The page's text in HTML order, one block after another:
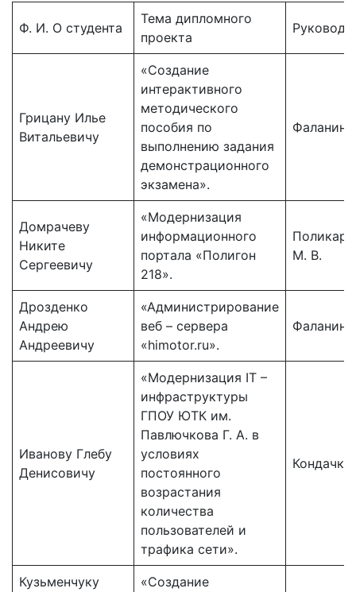
Ф. И. О студента
Тема дипломного
проекта
Грицану Илье
Витальевичу
«Создание
интерактивного
методического
пособия по
выполнению задания
демонстрационного
экзамена».
Фаланин
Домрачеву
Никите
Сергеевичу
«Модернизация
информационного
портала «Полигон
218».
М. В.
Дрозденко
Андрею
Андреевичу
«Администрирование
веб – сервера
«himotor.ru».
Фаланин
Иванову Глебу
Денисовичу
«Модернизация IT –
инфраструктуры
ГПОУ ЮТК им.
Павлючкова Г. А. в
условиях
постоянного
возрастания
количества
пользователей и
трафика сети».
Кузьменчуку
«Создание